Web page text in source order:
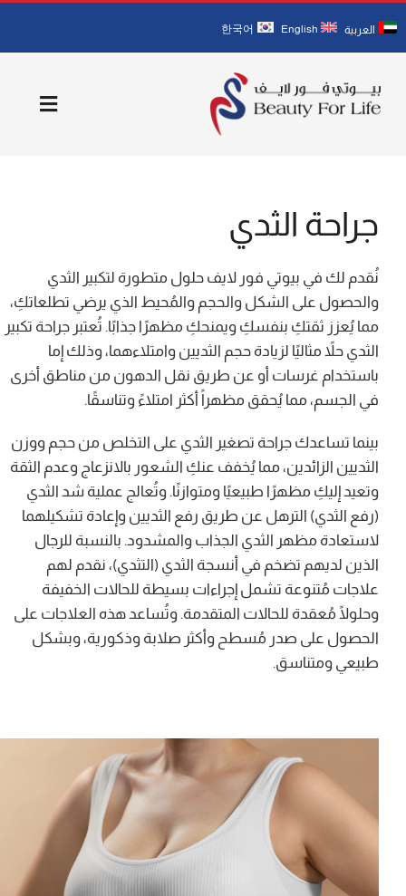
to
العربية English
한국어
Toggle
أطبائنا
الخدمات
اتصل بنا
جراحة الثدي
نُقدم لك في بيوتي فور لايف حلول متطورة لتكبير الثدي
والحصول على الشكل والحجم والمُحيط الذي يرضي تطلعاتكِ،
مما يُعزز ثقتكِ بنفسكِ ويمنحكِ مظهرًا جذابًا. تُعتبر جراحة تكبير
الثدي حلاً مثاليًا لزيادة حجم الثديين وامتلاءهما، وذلك إما
باستخدام غرسات أو عن طريق نقل الدهون من مناطق أخرى
في الجسم، مما يُحقق مظهراً أكثر امتلاءً وتناسقًا.
بينما تساعدك جراحة تصغير الثدي على التخلص من حجم ووزن
الثديين الزائدين، مما يُخفف عنكِ الشعور بالانزعاج وعدم الثقة
وتعيد إليكِ مظهرًا طبيعيًا ومتوازنًا. وتُعالج عملية شد الثدي
(رفع الثدي) الترهل عن طريق رفع الثديين وإعادة تشكيلهما
لاستعادة مظهر الثدي الجذاب والمشدود. بالنسبة للرجال
الذين لديهم تضخم في أنسجة الثدي (التثدي)، نقدم لهم
علاجات مُتنوعة تشمل إجراءات بسيطة للحالات الخفيفة
وحلولًا مُعقدة للحالات المتقدمة. وتُساعد هذه العلاجات على
الحصول على صدر مُسطح وأكثر صلابة وذكورية، وبشكل
طبيعي ومتناسق.